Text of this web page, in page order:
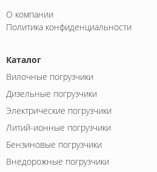
О компании
Политика конфиденциальности
Каталог
Вилочные погрузчики
Дизельные погрузчики
Электрические погрузчики
Литий-ионные погрузчики
Бензиновые погрузчики
Внедорожные погрузчики